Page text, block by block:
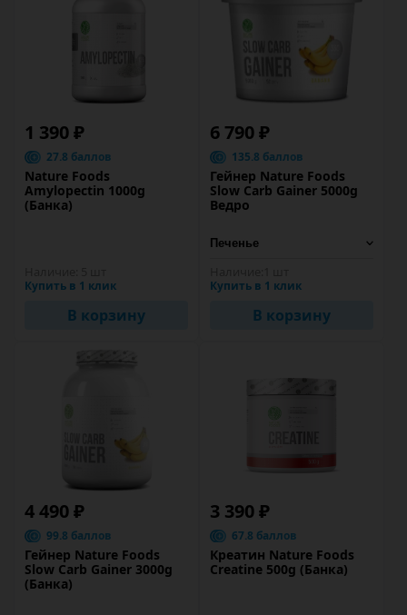
1 390 ₽
27.8 баллов
Nature Foods
Amylopectin 1000g
(Банка)
Купить в 1 клик
В корзину
6 790 ₽
135.8 баллов
Гейнер Nature Foods
Slow Carb Gainer 5000g
Ведро
Купить в 1 клик
В корзину
4 490 ₽
99.8 баллов
Гейнер Nature Foods
Slow Carb Gainer 3000g
(Банка)
3 390 ₽
67.8 баллов
Креатин Nature Foods
Creatine 500g (Банка)